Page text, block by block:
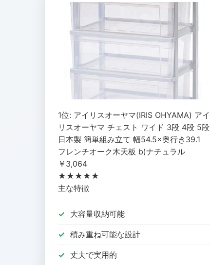
1位: アイリスオーヤマ(IRIS OHYAMA) アイ
リスオーヤマ チェスト ワイド 3段 4段 5段
日本製 簡単組み立て 幅54.5×奥行き39.1
フレンチオーク木天板 b)ナチュラル
￥3,064
★★★★★
主な特徴
大容量収納可能
積み重ね可能な設計
丈夫で実用的